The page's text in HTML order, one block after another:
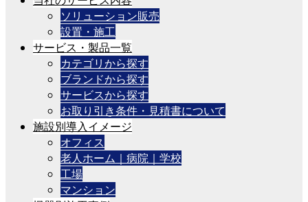
ソリューション販売
設置・施工
サービス・製品一覧
カテゴリから探す
ブランドから探す
サービスから探す
お取り引き条件・見積書について
施設別導入イメージ
オフィス
老人ホーム｜病院｜学校
工場
マンション